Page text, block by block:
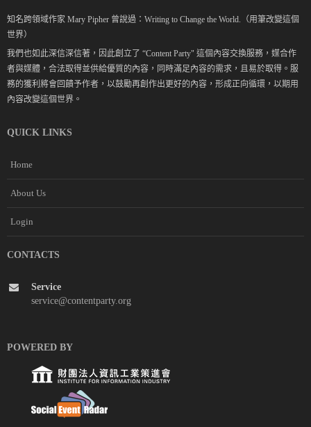
知名跨領域作家 Mary Pipher 曾說過：Writing to Change the World.（用筆改變這個
世界）
我們也如此深信深信著，因此創立了 “Content Party" 這個內容交換服務，媒合作
者與媒體，合法取得並供給優質的內容，同時滿足內容的需求，且易於取得。服
務的獲利將會回饋予作者，以鼓勵再創作出更好的內容，形成正向循環，以期用
內容改變這個世界。
QUICK LINKS
Home
About Us
Login
CONTACTS
Service
service@contentparty.org
POWERED BY